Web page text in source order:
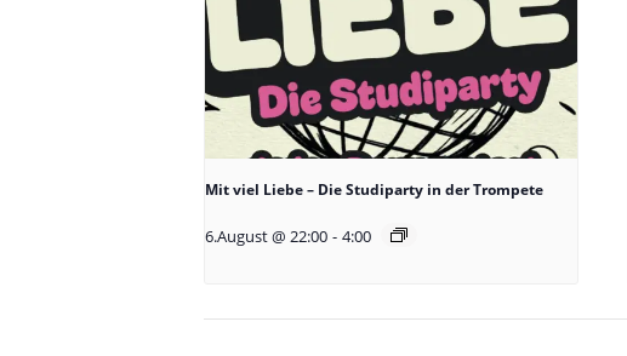
Mit viel Liebe – Die Studiparty in der Trompete
6.August @ 22:00 - 4:00